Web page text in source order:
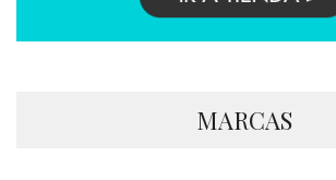
MARCAS